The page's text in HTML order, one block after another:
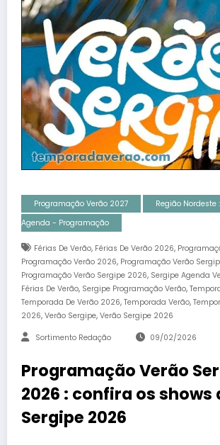
Programação Verão 2027
Região Nordeste
Agenda - Programação
Férias De Verão, Férias De Verão 2026,
Programação Verão 2026, Programação Verão
Programação Verão Sergipe 2026, Sergipe Agenda
Férias De Verão, Sergipe Programação Verão,
Temporada De Verão 2026, Temporada Verão,
2026, Verão Sergipe, Verão Sergipe 2026
Sortimento Redação 09/02/2026
Programação Verão
2026 : confira os shows
Sergipe 2026